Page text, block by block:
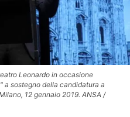
Leonardo in occasione
sostegno della candidatura a
12 gennaio 2019. ANSA /